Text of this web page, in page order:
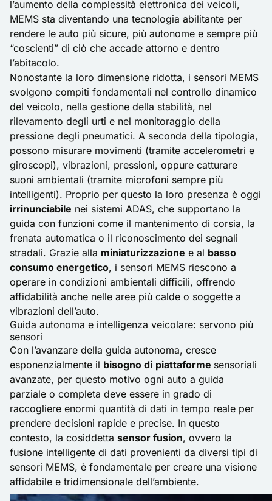
l’aumento della complessità elettronica dei veicoli,
MEMS sta diventando una tecnologia abilitante per
rendere le auto più sicure, più autonome e sempre più
“coscienti” di ciò che accade attorno e dentro
l’abitacolo.
Nonostante la loro dimensione ridotta, i sensori MEMS
svolgono compiti fondamentali nel controllo dinamico
del veicolo, nella gestione della stabilità, nel
rilevamento degli urti e nel monitoraggio della
pressione degli pneumatici. A seconda della tipologia,
possono misurare movimenti (tramite accelerometri e
giroscopi), vibrazioni, pressioni, oppure catturare
suoni ambientali (tramite microfoni sempre più
intelligenti). Proprio per questo la loro presenza è oggi
irrinunciabile nei sistemi ADAS, che supportano la
guida con funzioni come il mantenimento di corsia, la
frenata automatica o il riconoscimento dei segnali
stradali. Grazie alla miniaturizzazione e al basso
consumo energetico, i sensori MEMS riescono a
operare in condizioni ambientali difficili, offrendo
affidabilità anche nelle aree più calde o soggette a
vibrazioni dell’auto.
Guida autonoma e intelligenza veicolare: servono più
sensori
Con l’avanzare della guida autonoma, cresce
esponenzialmente il bisogno di piattaforme sensoriali
avanzate, per questo motivo ogni auto a guida
parziale o completa deve essere in grado di
raccogliere enormi quantità di dati in tempo reale per
prendere decisioni rapide e precise. In questo
contesto, la cosiddetta sensor fusion, ovvero la
fusione intelligente di dati provenienti da diversi tipi di
sensori MEMS, è fondamentale per creare una visione
affidabile e tridimensionale dell’ambiente.